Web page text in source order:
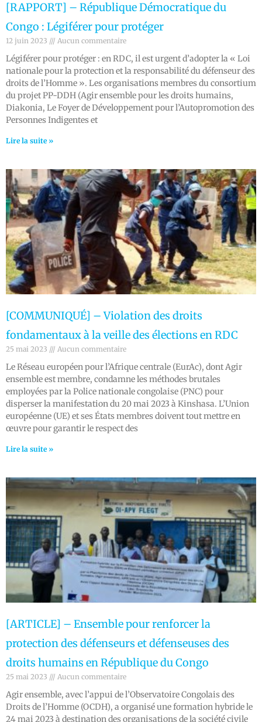
[RAPPORT] – République Démocratique du
Congo : Légiférer pour protéger
12 juin 2023 Aucun commentaire
Légiférer pour protéger : en RDC, il est urgent d’adopter la « Loi
nationale pour la protection et la responsabilité du défenseur des
droits de l’Homme ». Les organisations membres du consortium
du projet PP-DDH (Agir ensemble pour les droits humains,
Diakonia, Le Foyer de Développement pour l’Autopromotion des
Personnes Indigentes et
Lire la suite »
[COMMUNIQUÉ] – Violation des droits
fondamentaux à la veille des élections en RDC
25 mai 2023 Aucun commentaire
Le Réseau européen pour l’Afrique centrale (EurAc), dont Agir
ensemble est membre, condamne les méthodes brutales
employées par la Police nationale congolaise (PNC) pour
disperser la manifestation du 20 mai 2023 à Kinshasa. L’Union
européenne (UE) et ses États membres doivent tout mettre en
œuvre pour garantir le respect des
Lire la suite »
[ARTICLE] – Ensemble pour renforcer la
protection des défenseurs et défenseuses des
droits humains en République du Congo
25 mai 2023 Aucun commentaire
Agir ensemble, avec l’appui de l’Observatoire Congolais des
Droits de l’Homme (OCDH), a organisé une formation hybride le
24 mai 2023 à destination des organisations de la société civile